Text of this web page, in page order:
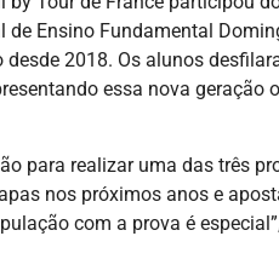
Ensino Fundamental
2018. Os alunos
essa nova geração
para realizar uma das três
nos próximos anos e
com a prova é